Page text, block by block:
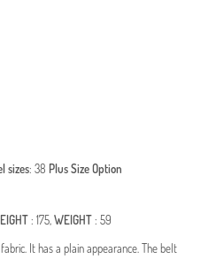
sizes: 38 Plus Size Option
: 175,WEIGHT: 59
It has a plain appearance. The belt